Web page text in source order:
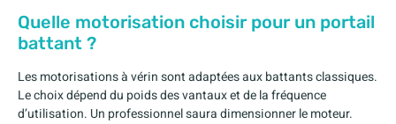
Quelle motorisation choisir pour un portail
battant ?
Les motorisations à vérin sont adaptées aux battants classiques.
Le choix dépend du poids des vantaux et de la fréquence
d’utilisation. Un professionnel saura dimensionner le moteur.